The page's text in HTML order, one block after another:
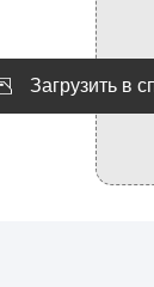
Загрузить в